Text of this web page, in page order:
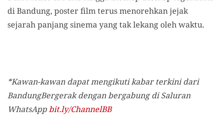
di Bandung, poster film terus menorehkan jejak
sejarah panjang sinema yang tak lekang oleh waktu.
*Kawan-kawan dapat mengikuti kabar terkini dari
BandungBergerak dengan bergabung di Saluran
WhatsAppbit.ly/ChannelBB